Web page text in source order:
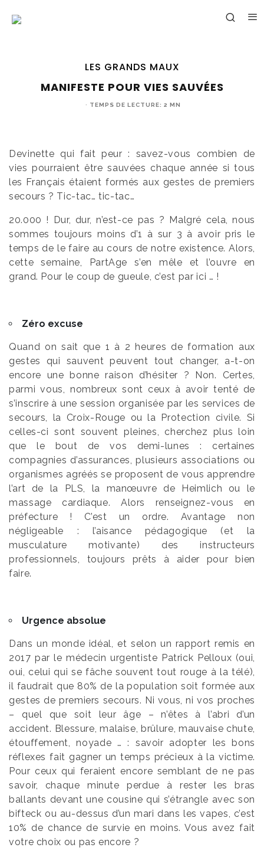
LES GRANDS MAUX
MANIFESTE POUR VIES SAUVÉES
· TEMPS DE LECTURE: 2 MN
Devinette qui fait peur : savez-vous combien de
vies pourraient être sauvées chaque année si tous
les Français étaient formés aux gestes de premiers
secours ? Tic-tac… tic-tac…
20.000 ! Dur, dur, n’est-ce pas ? Malgré cela, nous
sommes toujours moins d’1 à sur 3 à avoir pris le
temps de le faire au cours de notre existence. Alors,
cette semaine, PartAge s’en mêle et l’ouvre en
grand. Pour le coup de gueule, c’est par ici … !
Zéro excuse
Quand on sait que 1 à 2 heures de formation aux
gestes qui sauvent peuvent tout changer, a-t-on
encore une bonne raison d’hésiter ? Non. Certes,
parmi vous, nombreux sont ceux à avoir tenté de
s’inscrire à une session organisée par les services de
secours, la Croix-Rouge ou la Protection civile. Si
celles-ci sont souvent pleines, cherchez plus loin
que le bout de vos demi-lunes : certaines
compagnies d’assurances, plusieurs associations ou
organismes agréés se proposent de vous apprendre
l’art de la PLS, la manœuvre de Heimlich ou le
massage cardiaque. Alors renseignez-vous en
préfecture ! C’est un ordre. Avantage non
négligeable : l’aisance pédagogique (et la
musculature motivante) des instructeurs
professionnels, toujours prêts à aider pour bien
faire.
Urgence absolue
Dans un monde idéal, et selon un rapport remis en
2017 par le médecin urgentiste Patrick Pelloux (oui,
oui, celui qui se fâche souvent tout rouge à la télé),
il faudrait que 80% de la population soit formée aux
gestes de premiers secours. Ni vous, ni vos proches
– quel que soit leur âge – n’êtes à l’abri d’un
accident. Blessure, malaise, brûlure, mauvaise chute,
étouffement, noyade … : savoir adopter les bons
réflexes fait gagner un temps précieux à la victime.
Pour ceux qui feraient encore semblant de ne pas
savoir, chaque minute perdue à rester les bras
ballants devant une cousine qui s’étrangle avec son
bifteck ou au-dessus d’un mari dans les vapes, c’est
10% de chance de survie en moins. Vous avez fait
votre choix ou pas encore ?